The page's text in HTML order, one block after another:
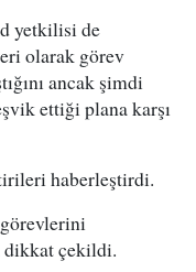
yetkilisi de
olarak görev
ancak şimdi
ettiği plana karşı
haberleştirdi.
dikkat çekildi.